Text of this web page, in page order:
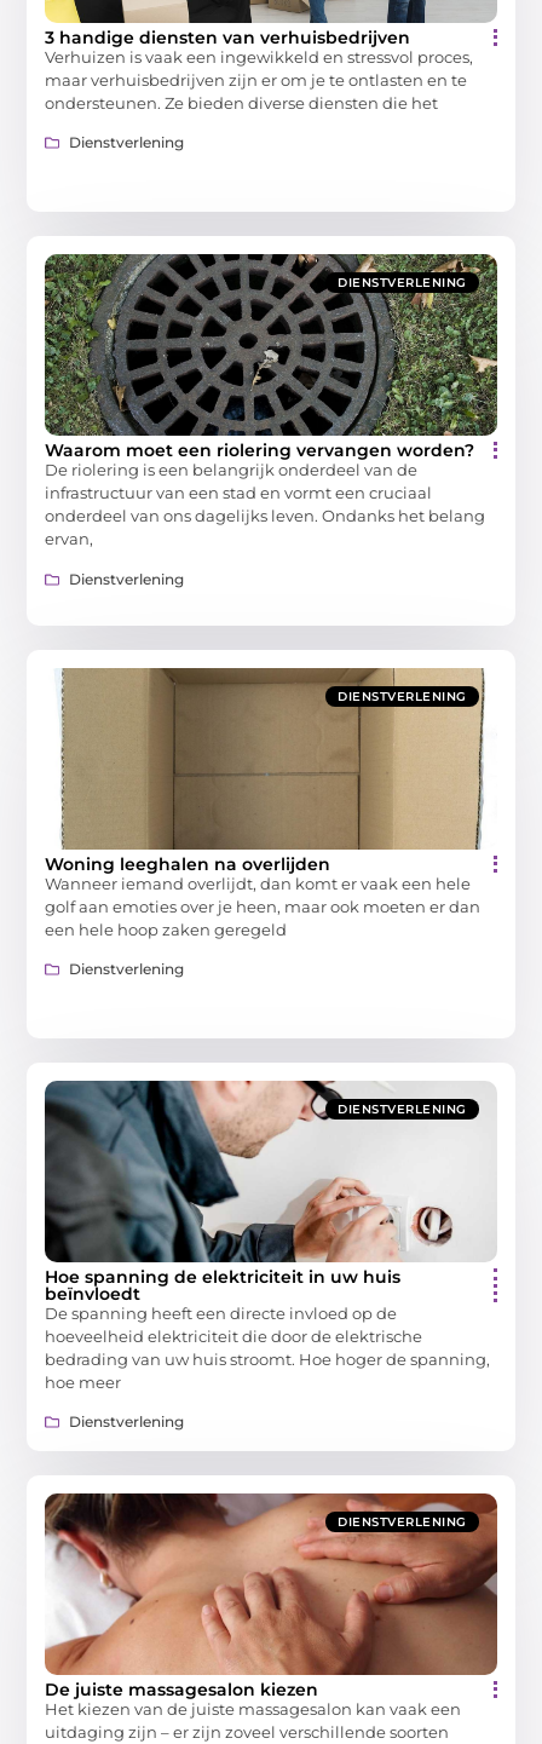
3 handige diensten van verhuisbedrijven
Verhuizen is vaak een ingewikkeld en stressvol proces,
maar verhuisbedrijven zijn er om je te ontlasten en te
ondersteunen. Ze bieden diverse diensten die het
Dienstverlening
DIENSTVERLENING
Waarom moet een riolering vervangen worden?
De riolering is een belangrijk onderdeel van de
infrastructuur van een stad en vormt een cruciaal
onderdeel van ons dagelijks leven. Ondanks het belang
ervan,
Dienstverlening
DIENSTVERLENING
Woning leeghalen na overlijden
Wanneer iemand overlijdt, dan komt er vaak een hele
golf aan emoties over je heen, maar ook moeten er dan
een hele hoop zaken geregeld
Dienstverlening
DIENSTVERLENING
Hoe spanning de elektriciteit in uw huis
beïnvloedt
De spanning heeft een directe invloed op de
hoeveelheid elektriciteit die door de elektrische
bedrading van uw huis stroomt. Hoe hoger de spanning,
hoe meer
Dienstverlening
DIENSTVERLENING
De juiste massagesalon kiezen
Het kiezen van de juiste massagesalon kan vaak een
uitdaging zijn – er zijn zoveel verschillende soorten